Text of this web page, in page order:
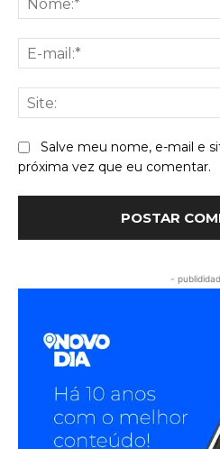
Salve meu nome, e-mail e
próxima vez que eu comentar.
-